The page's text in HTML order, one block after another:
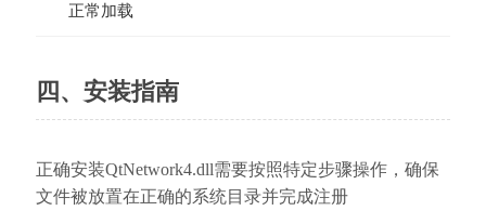
正常加载
四、安装指南
正确安装QtNetwork4.dll需要按照特定步骤操作，确保
文件被放置在正确的系统目录并完成注册